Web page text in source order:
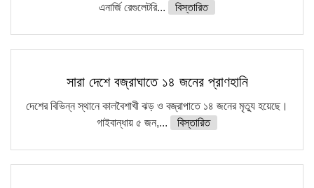
এনার্জি রেগুলেটরি...
বিস্তারিত
সারা দেশে বজ্রাঘাতে ১৪ জনের প্রাণহানি
দেশের বিভিন্ন স্থানে কালবৈশাখী ঝড় ও বজ্রাপাতে ১৪ জনের মৃত্যু হয়েছে।
গাইবান্ধায় ৫ জন,...
বিস্তারিত